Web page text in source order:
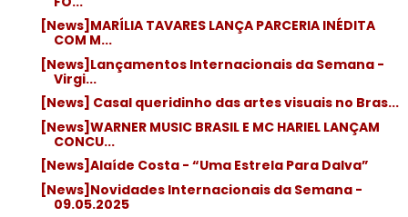
[News]MARÍLIA TAVARES LANÇA PARCERIA INÉDITA
COM M...
[News]Lançamentos Internacionais da Semana -
Virgi...
[News] Casal queridinho das artes visuais no Bras...
[News]WARNER MUSIC BRASIL E MC HARIEL LANÇAM
CONCU...
[News]Alaíde Costa - “Uma Estrela Para Dalva”
[News]Novidades Internacionais da Semana -
09.05.2025